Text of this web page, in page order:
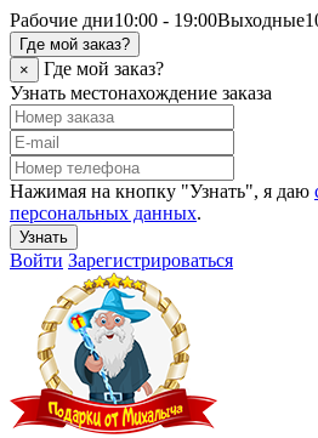
Рабочие дни10:00 - 19:00Выходные
Где мой заказ?
×
Где мой заказ?
Узнать местонахождение заказа
Нажимая на кнопку "Узнать", я даю
персональных данных.
Узнать
Войти Зарегистрироваться